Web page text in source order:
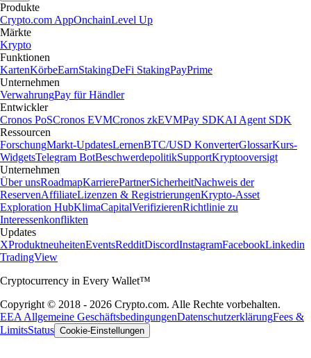
Produkte
Crypto.com AppOnchainLevel Up
Märkte
Krypto
Funktionen
KartenKörbeEarnStakingDeFi StakingPayPrime
Unternehmen
VerwahrungPay für Händler
Entwickler
Cronos PoSCronos EVMCronos zkEVMPay SDKAI Agent SDK
Ressourcen
ForschungMarkt-UpdatesLernenBTC/USD KonverterGlossarKurs-
WidgetsTelegram BotBeschwerdepolitikSupportKryptooversigt
Unternehmen
Über unsRoadmapKarrierePartnerSicherheitNachweis der
ReservenAffiliateLizenzen & RegistrierungenKrypto-Asset
Exploration HubKlimaCapitalVerifizierenRichtlinie zu
Interessenkonflikten
Updates
XProduktneuheitenEventsRedditDiscordInstagramFacebookLinkedin
TradingView
Cryptocurrency in Every Wallet™
Copyright © 2018 - 2026 Crypto.com. Alle Rechte vorbehalten.
EEA Allgemeine GeschäftsbedingungenDatenschutzerklärungFees &
LimitsStatus Cookie-Einstellungen